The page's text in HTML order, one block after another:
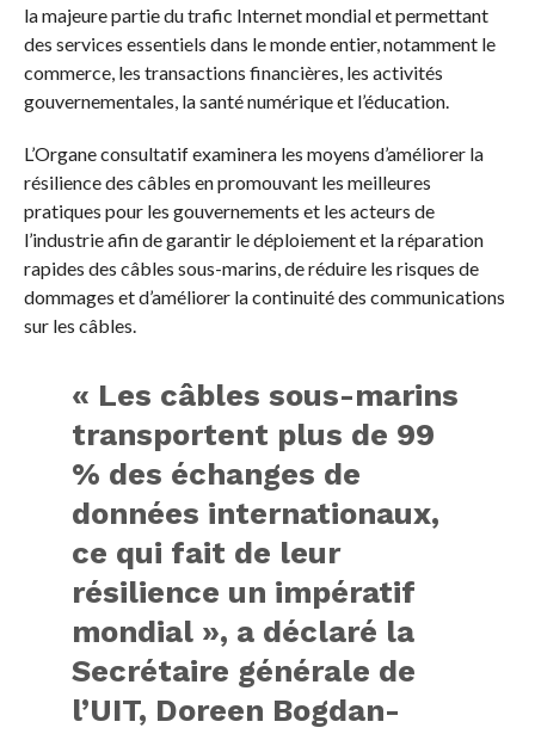
la majeure partie du trafic Internet mondial et permettant
des services essentiels dans le monde entier, notamment le
commerce, les transactions financières, les activités
gouvernementales, la santé numérique et l’éducation.
L’Organe consultatif examinera les moyens d’améliorer la
résilience des câbles en promouvant les meilleures
pratiques pour les gouvernements et les acteurs de
l’industrie afin de garantir le déploiement et la réparation
rapides des câbles sous-marins, de réduire les risques de
dommages et d’améliorer la continuité des communications
sur les câbles.
« Les câbles sous-marins
transportent plus de 99
% des échanges de
données internationaux,
ce qui fait de leur
résilience un impératif
mondial », a déclaré la
Secrétaire générale de
l’UIT, Doreen Bogdan-